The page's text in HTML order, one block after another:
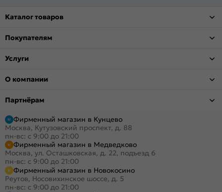
Каталог товаров
Покупателям
Услуги
О компании
Партнёрам
Фирменный магазин в Кунцево
Москва, Кутузовский проспект, д. 88
пн-вс: с 9:00 до 21:00
Фирменный магазин в Медведково
Москва, ул. Осташковская, д. 22, подъезд 6
пн-вс: с 9:00 до 21:00
Фирменный магазин в Новокосино
Реутов, Носовихинское шоссе, д. 5
пн-вс: с 9:00 до 21:00